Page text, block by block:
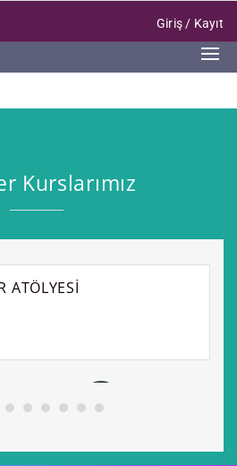
Giriş / Kayıt
Kurslarımız
ATÖLYESİ